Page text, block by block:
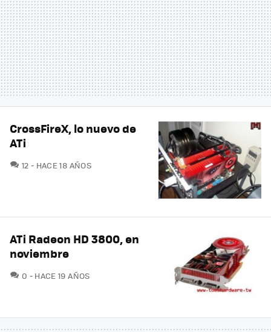
CrossFireX, lo nuevo de
ATi
12 COMENTARIOS
HACE 18 AÑOS
ATi Radeon HD 3800, en
noviembre
0 COMENTARIOS
HACE 19 AÑOS